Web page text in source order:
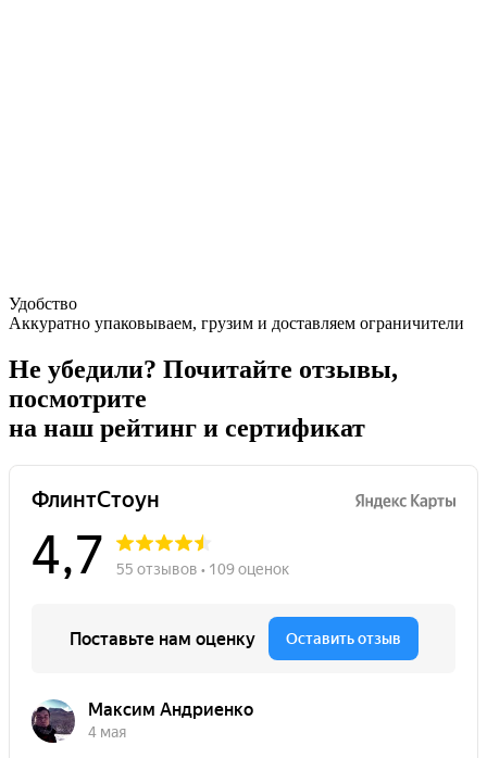
Удобство
Аккуратно упаковываем, грузим и доставляем ограничители
Не убедили? Почитайте отзывы,
посмотрите
на наш рейтинг и сертификат